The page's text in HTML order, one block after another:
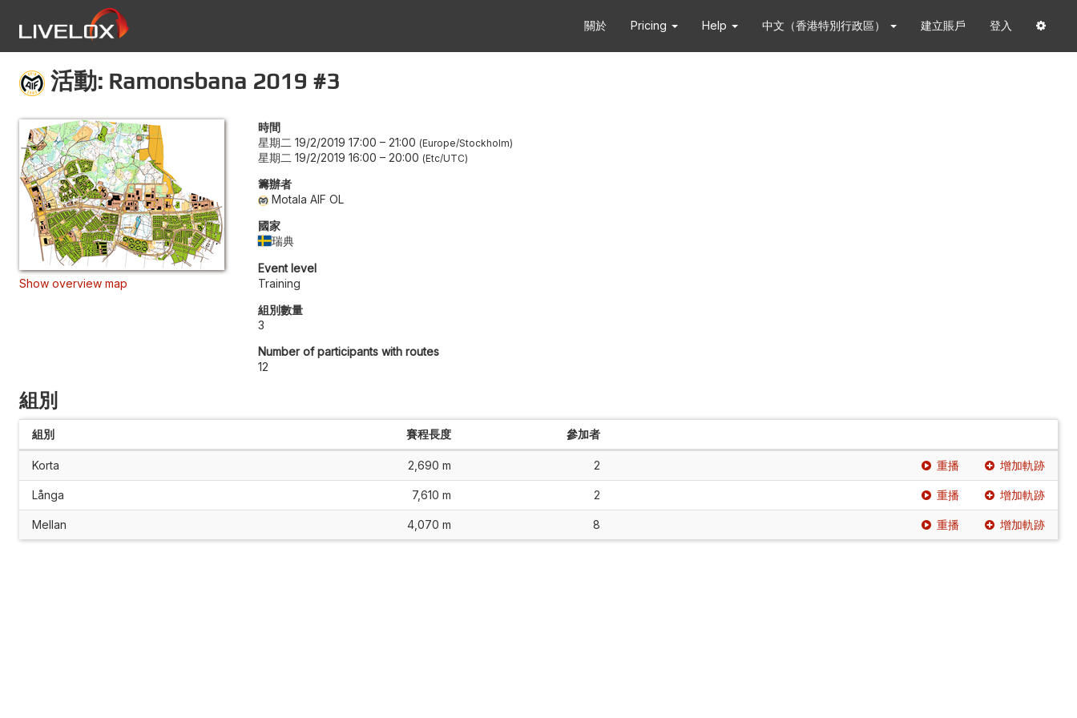
關於 Pricing Help 中文（香港特別行政區） 建立賬戶 登入
活動: Ramonsbana 2019 #3
Show overview map
時間
星期二 19/2/2019 17:00 – 21:00 Europe/Stockholm
星期二 19/2/2019 16:00 – 20:00 Etc/UTC
籌辦者
Motala AIF OL
國家
瑞典
Event level
Training
組別數量
3
Number of participants with routes
12
組別
組別 賽程長度 參加者
Korta 2,690 m 2 重播 增加軌跡
Långa 7,610 m 2 重播 增加軌跡
Mellan 4,070 m 8 重播 增加軌跡